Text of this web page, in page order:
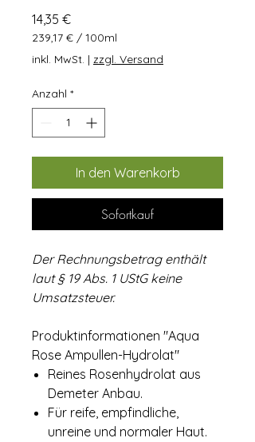
14,35 €Preis
239,17 € / 100ml
239,17 €
pro
Milliliter
inkl. MwSt. | zzgl. Versand
Anzahl *
In den Warenkorb
Sofortkauf
Der Rechnungsbetrag enthält
laut § 19 Abs. 1 UStG keine
Umsatzsteuer.
Produktinformationen "Aqua
Rose Ampullen-Hydrolat"
Reines Rosenhydrolat aus
Demeter Anbau.
Für reife, empfindliche,
unreine und normaler Haut.